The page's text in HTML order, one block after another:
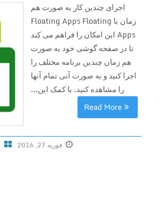
اجرای چندین کار به صورت هم
زمان با Floating Apps Floating
Apps این امکان را فراهم می کند
تا در صفحه گوشی خود به صورت
هم زمان چندین برنامه مختلف را
اجرا کنید و به صورت آنی تمام آنها
را مشاهده کنید. با کمک این...
Read More
فوریه 27, 2016